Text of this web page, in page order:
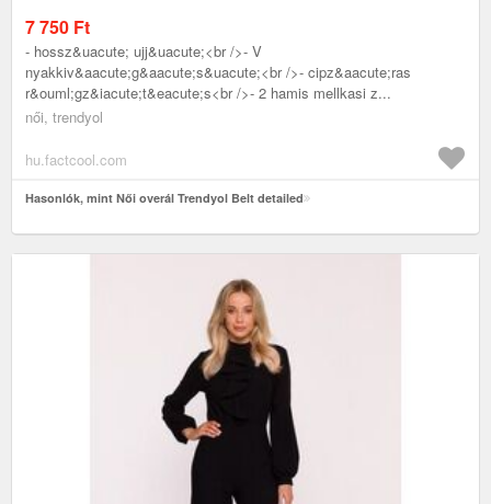
7 750 Ft
- hossz&uacute; ujj&uacute;<br />- V
nyakkiv&aacute;g&aacute;s&uacute;<br />- cipz&aacute;ras
r&ouml;gz&iacute;t&eacute;s<br />- 2 hamis mellkasi z...
női, trendyol
hu.factcool.com
Hasonlók, mint Női overál Trendyol Belt detailed